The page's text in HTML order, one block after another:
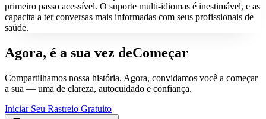
primeiro passo acessível. O suporte multi-idiomas é inestimável, e as
capacita a ter conversas mais informadas com seus profissionais de
saúde.
Agora, é a sua vez deComeçar
Compartilhamos nossa história. Agora, convidamos você a começar
a sua — uma de clareza, autocuidado e confiança.
Iniciar Seu Rastreio Gratuito